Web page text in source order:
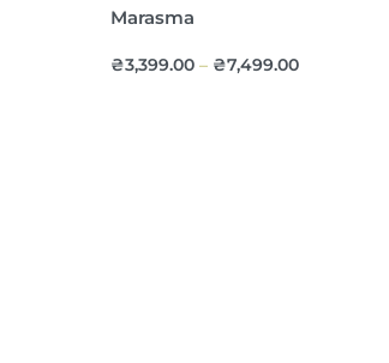
Marasma
₴3,399.00 – ₴7,499.00